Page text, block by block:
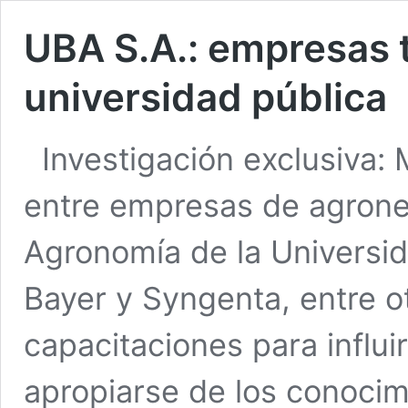
UBA S.A.:
universidad pública
Investigación exclusiva:
entre empresas de
Agronomía de la
Bayer y Syngenta, entre
capacitaciones para
apropiarse de los